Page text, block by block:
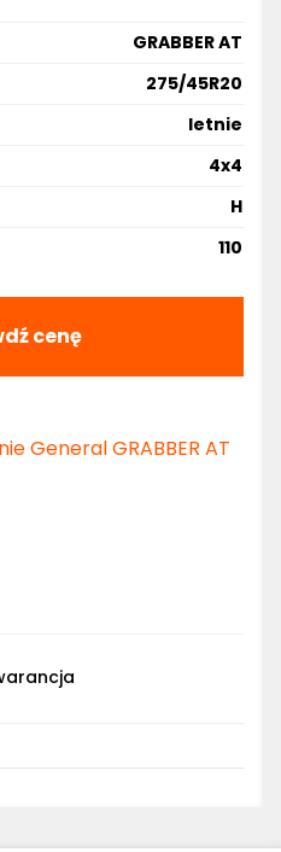
GRABBER AT
275/45R20
letnie
4x4
H
110
cenę
General GRABBER AT